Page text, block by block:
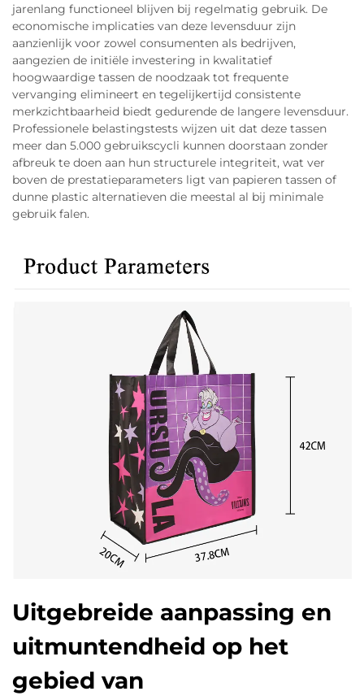
jarenlang functioneel blijven bij regelmatig gebruik. De
economische implicaties van deze levensduur zijn
aanzienlijk voor zowel consumenten als bedrijven,
aangezien de initiële investering in kwalitatief
hoogwaardige tassen de noodzaak tot frequente
vervanging elimineert en tegelijkertijd consistente
merkzichtbaarheid biedt gedurende de langere levensduur.
Professionele belastingstests wijzen uit dat deze tassen
meer dan 5.000 gebruikscycli kunnen doorstaan zonder
afbreuk te doen aan hun structurele integriteit, wat ver
boven de prestatieparameters ligt van papieren tassen of
dunne plastic alternatieven die meestal al bij minimale
gebruik falen.
Uitgebreide aanpassing en
uitmuntendheid op het
gebied van